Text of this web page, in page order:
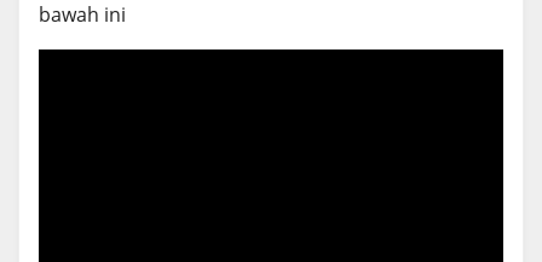
bawah ini